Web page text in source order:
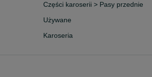
Części karoserii > Pasy przednie
Używane
Karoseria